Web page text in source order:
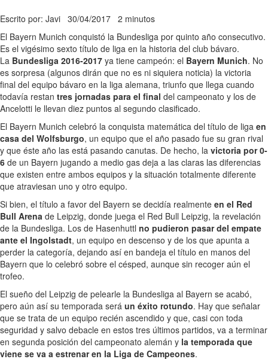
Escrito por: Javi 30/04/2017 2 minutos
El Bayern Munich conquistó la Bundesliga por quinto año consecutivo.
Es el vigésimo sexto título de liga en la historia del club bávaro.
La Bundesliga 2016-2017 ya tiene campeón: el Bayern Munich. No
es sorpresa (algunos dirán que no es ni siquiera noticia) la victoria
final del equipo bávaro en la liga alemana, triunfo que llega cuando
todavía restan tres jornadas para el final del campeonato y los de
Ancelotti le llevan diez puntos al segundo clasificado.
El Bayern Munich celebró la conquista matemática del título de liga en
casa del Wolfsburgo, un equipo que el año pasado fue su gran rival
y que éste año las está pasando canutas. De hecho, la victoria por 0-
6 de un Bayern jugando a medio gas deja a las claras las diferencias
que existen entre ambos equipos y la situación totalmente diferente
que atraviesan uno y otro equipo.
Si bien, el título a favor del Bayern se decidía realmente en el Red
Bull Arena de Leipzig, donde juega el Red Bull Leipzig, la revelación
de la Bundesliga. Los de Hasenhuttl no pudieron pasar del empate
ante el Ingolstadt, un equipo en descenso y de los que apunta a
perder la categoría, dejando así en bandeja el título en manos del
Bayern que lo celebró sobre el césped, aunque sin recoger aún el
trofeo.
El sueño del Leipzig de pelearle la Bundesliga al Bayern se acabó,
pero aún así su temporada será un éxito rotundo. Hay que señalar
que se trata de un equipo recién ascendido y que, casi con toda
seguridad y salvo debacle en estos tres últimos partidos, va a terminar
en segunda posición del campeonato alemán y la temporada que
viene se va a estrenar en la Liga de Campeones.